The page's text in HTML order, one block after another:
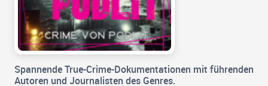
Spannende True-Crime-Dokumentationen mit führenden
Autoren und Journalisten des Genres.